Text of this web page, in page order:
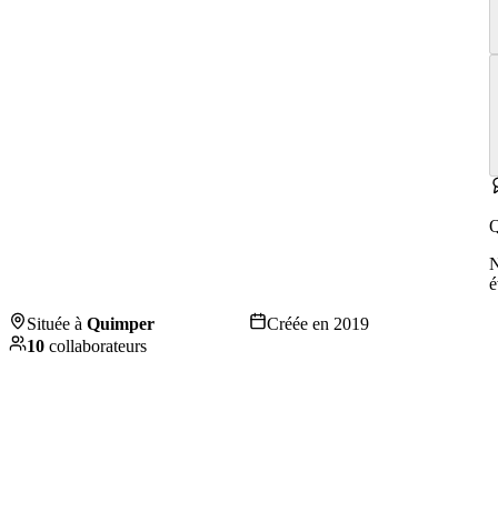
Située à Quimper Créée en 2019
10 collaborateurs